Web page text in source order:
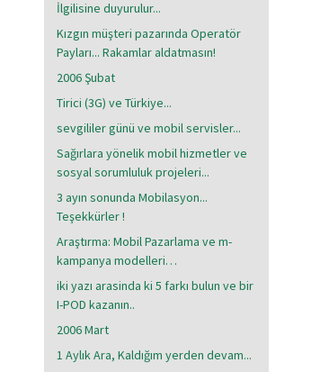
İlgilisine duyurulur...
Kızgın müşteri pazarında Operatör
Payları... Rakamlar aldatmasın!
2006 Şubat
Tirici (3G) ve Türkiye...
sevgililer günü ve mobil servisler...
Sağırlara yönelik mobil hizmetler ve
sosyal sorumluluk projeleri...
3 ayın sonunda Mobilasyon...
Teşekkürler !
Araştırma: Mobil Pazarlama ve m-
kampanya modelleri…
iki yazı arasinda ki 5 farkı bulun ve bir
I-POD kazanın..
2006 Mart
1 Aylık Ara, Kaldığım yerden devam...